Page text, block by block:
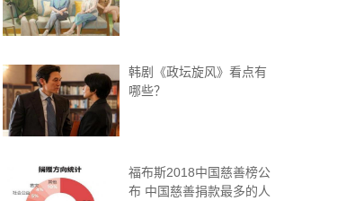
韩剧《政坛旋风》看点有
哪些？
福布斯2018中国慈善榜公
布 中国慈善捐款最多的人